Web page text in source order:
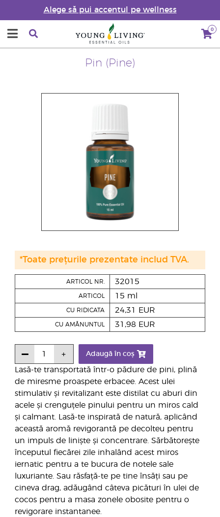
Alege să pui accentul pe wellness
0
Pin (Pine)
Lasă-te transportată într-o pădure de pini, plină
de miresme proaspete erbacee. Acest ulei
stimulativ și revitalizant este distilat cu aburi din
acele și crenguțele pinului pentru un miros cald
și calmant. Lasă-te inspirată de natură, aplicând
această aromă revigorantă pe decolteu pentru
un impuls de liniște și concentrare. Sărbătorește
începutul fiecărei zile inhalând acest miros
iernatic pentru a te bucura de notele sale
luxuriante. Sau răsfață-te pe tine însăți sau pe
cineva drag, adăugând câteva picături în ulei de
cocos pentru a masa zonele obosite pentru o
revigorare instantanee.
ARTICOL NR. 32015
ARTICOL 15 ml
CU RIDICATA 24,31 EUR
CU AMĂNUNTUL 31,98 EUR
Adaugă în coș
*Toate prețurile prezentate includ TVA.